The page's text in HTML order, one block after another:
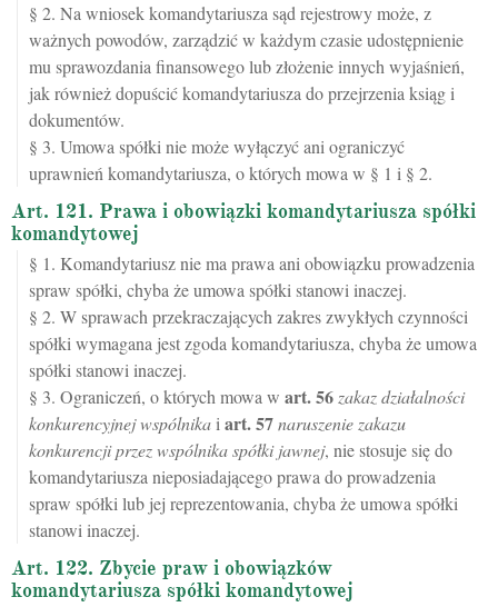
§ 2. Na wniosek komandytariusza sąd rejestrowy może, z
ważnych powodów, zarządzić w każdym czasie udostępnienie
mu sprawozdania finansowego lub złożenie innych wyjaśnień,
jak również dopuścić komandytariusza do przejrzenia ksiąg i
dokumentów.
§ 3. Umowa spółki nie może wyłączyć ani ograniczyć
uprawnień komandytariusza, o których mowa w § 1 i § 2.
Art. 121. Prawa i obowiązki komandytariusza spółki
komandytowej
§ 1. Komandytariusz nie ma prawa ani obowiązku prowadzenia
spraw spółki, chyba że umowa spółki stanowi inaczej.
§ 2. W sprawach przekraczających zakres zwykłych czynności
spółki wymagana jest zgoda komandytariusza, chyba że umowa
spółki stanowi inaczej.
§ 3. Ograniczeń, o których mowa w art.56 zakaz działalności
konkurencyjnej wspólnika i art.57naruszenie zakazu
konkurencji przez wspólnika spółki jawnej, nie stosuje się do
komandytariusza nieposiadającego prawa do prowadzenia
spraw spółki lub jej reprezentowania, chyba że umowa spółki
stanowi inaczej.
Art. 122. Zbycie praw i obowiązków
komandytariusza spółki komandytowej